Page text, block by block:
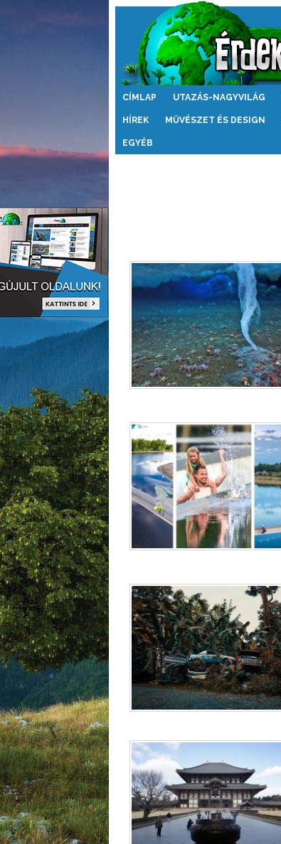
Érdekes
CÍMLAP UTAZÁS-NAGYVILÁG
HÍREK MŰVÉSZET ÉS DESIGN
EGYÉB